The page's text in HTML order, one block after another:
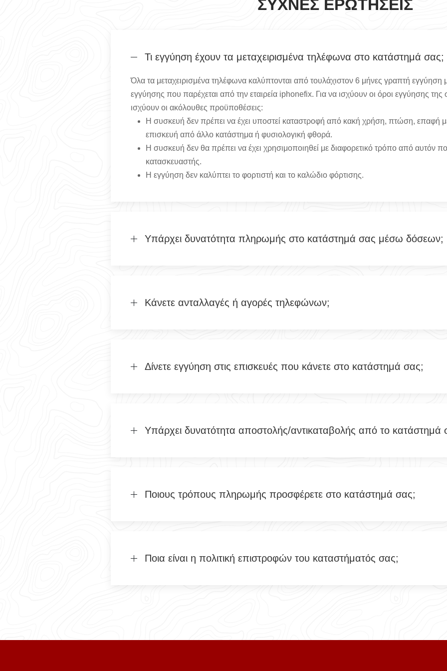
ΣΥΧΝΈΣ ΕΡΩΤΉΣΕΙΣ
Τι εγγύηση έχουν τα μεταχειρισμένα τηλέφωνα στο κατάστημά σας;
Όλα τα μεταχειρισμένα τηλέφωνα καλύπτονται από τουλάχιστον 6 μήνες γραπτή εγγύηση
εγγύησης που παρέχεται από την εταιρεία iphonefix. Για να ισχύουν οι όροι εγγύησης
ισχύουν οι ακόλουθες προϋποθέσεις:
Η συσκευή δεν πρέπει να έχει υποστεί καταστροφή από κακή χρήση, πτώση, επαφή
επισκευή από άλλο κατάστημα ή φυσιολογική φθορά.
Η συσκευή δεν θα πρέπει να έχει χρησιμοποιηθεί με διαφορετικό τρόπο από αυτόν
κατασκευαστής.
Η εγγύηση δεν καλύπτει το φορτιστή και το καλώδιο φόρτισης.
Υπάρχει δυνατότητα πληρωμής στο κατάστημά σας μέσω δόσεων;
Κάνετε ανταλλαγές ή αγορές τηλεφώνων;
Δίνετε εγγύηση στις επισκευές που κάνετε στο κατάστημά σας;
Υπάρχει δυνατότητα αποστολής/αντικαταβολής από το κατάστημά
Ποιους τρόπους πληρωμής προσφέρετε στο κατάστημά σας;
Ποια είναι η πολιτική επιστροφών του καταστήματός σας;